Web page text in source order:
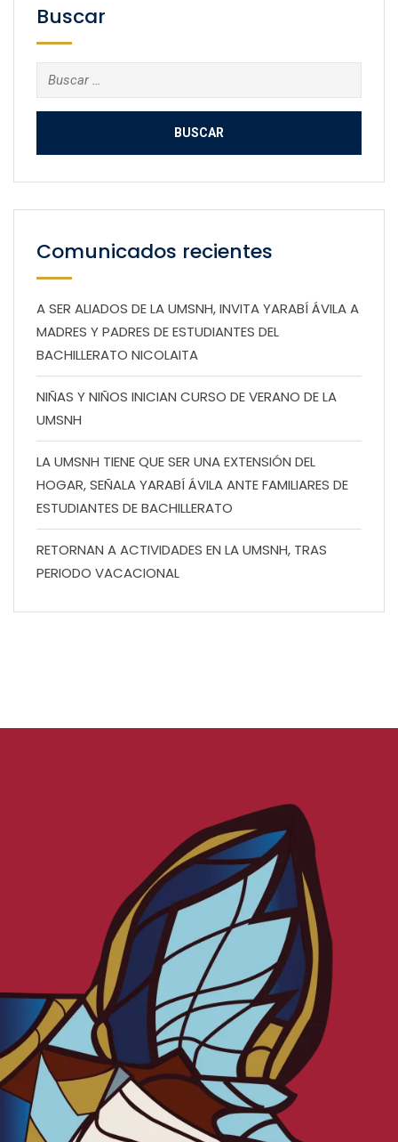
Buscar
Buscar:
Comunicados recientes
A SER ALIADOS DE LA UMSNH, INVITA YARABÍ ÁVILA A
MADRES Y PADRES DE ESTUDIANTES DEL
BACHILLERATO NICOLAITA
NIÑAS Y NIÑOS INICIAN CURSO DE VERANO DE LA
UMSNH
LA UMSNH TIENE QUE SER UNA EXTENSIÓN DEL
HOGAR, SEÑALA YARABÍ ÁVILA ANTE FAMILIARES DE
ESTUDIANTES DE BACHILLERATO
RETORNAN A ACTIVIDADES EN LA UMSNH, TRAS
PERIODO VACACIONAL